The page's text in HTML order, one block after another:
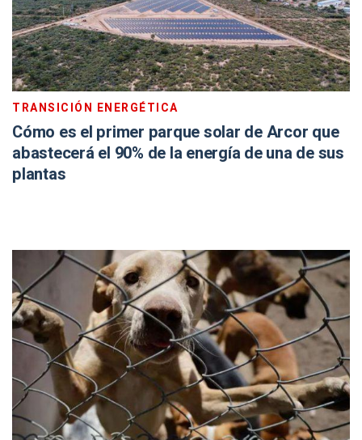
TRANSICIÓN ENERGÉTICA
Cómo es el primer parque solar de Arcor que
abastecerá el 90% de la energía de una de sus
plantas